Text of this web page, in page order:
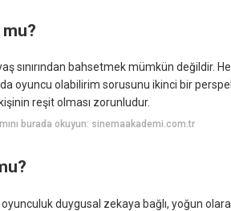
sınırından bahsetmek mümkün değildir.
oyuncu olabilirim sorusunu ikinci bir
reşit olması zorunludur.
burada okuyun: sinemaakademi.com.tr
duygusal zekaya bağlı, yoğun